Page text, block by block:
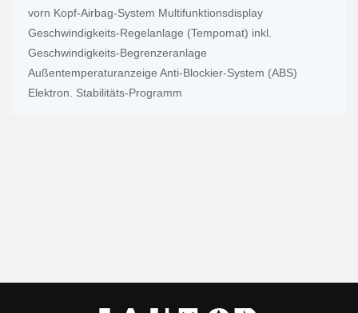
vorn Kopf-Airbag-System Multifunktionsdisplay
Geschwindigkeits-Regelanlage (Tempomat) inkl.
Geschwindigkeits-Begrenzeranlage
Außentemperaturanzeige Anti-Blockier-System (ABS)
Elektron. Stabilitäts-Programm